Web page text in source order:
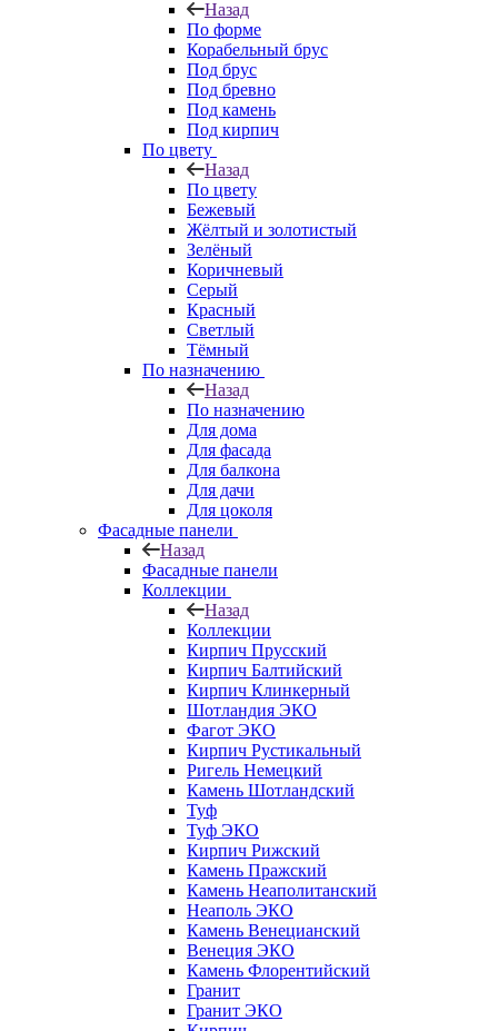
Назад
По форме
Корабельный брус
Под брус
Под бревно
Под камень
Под кирпич
По цвету
Назад
По цвету
Бежевый
Жёлтый и золотистый
Зелёный
Коричневый
Серый
Красный
Светлый
Тёмный
По назначению
Назад
По назначению
Для дома
Для фасада
Для балкона
Для дачи
Для цоколя
Фасадные панели
Назад
Фасадные панели
Коллекции
Назад
Коллекции
Кирпич Прусский
Кирпич Балтийский
Кирпич Клинкерный
Шотландия ЭКО
Фагот ЭКО
Кирпич Рустикальный
Ригель Немецкий
Камень Шотландский
Туф
Туф ЭКО
Кирпич Рижский
Камень Пражский
Камень Неаполитанский
Неаполь ЭКО
Камень Венецианский
Венеция ЭКО
Камень Флорентийский
Гранит
Гранит ЭКО